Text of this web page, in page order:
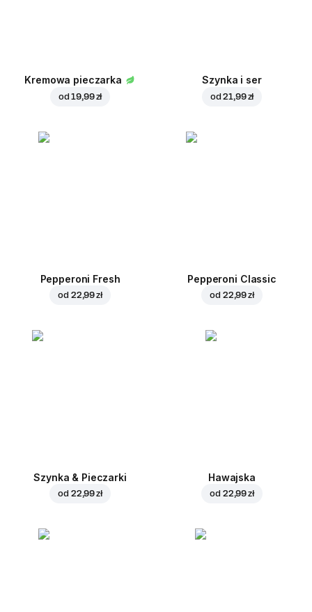
Kremowa pieczarka
od19,99 zł
Szynka i ser
od21,99 zł
Pepperoni Fresh
od 22,99 zł
Pepperoni Classic
od 22,99 zł
Szynka & Pieczarki
od 22,99 zł
Hawajska
od 22,99 zł